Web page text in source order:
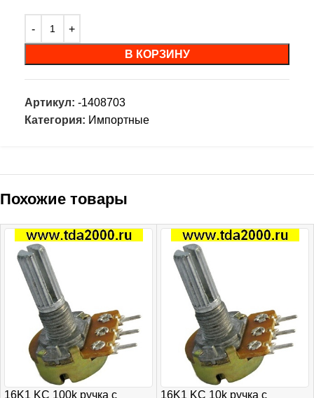
В КОРЗИНУ
Артикул: -1408703
Категория: Импортные
Похожие товары
16K1 KC 100k ручка с
16K1 KC 10k ручка с